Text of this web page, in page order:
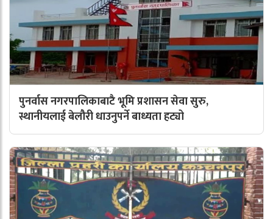
पुनर्वास नगरपालिकाबाटै भूमि प्रशासन सेवा सुरु,
स्थानीयलाई बेलौरी धाउनुपर्ने बाध्यता हट्यो